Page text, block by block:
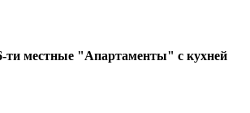
ти местные "Апартаменты" с кухней